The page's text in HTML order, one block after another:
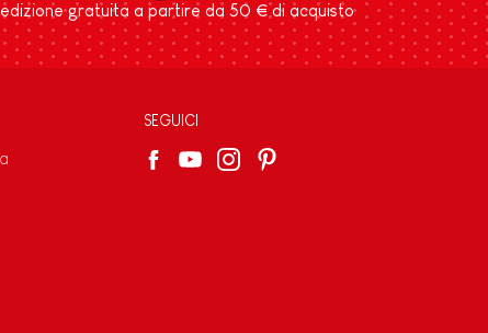
gratuita a partire da 50 € di acquisto
SEGUICI